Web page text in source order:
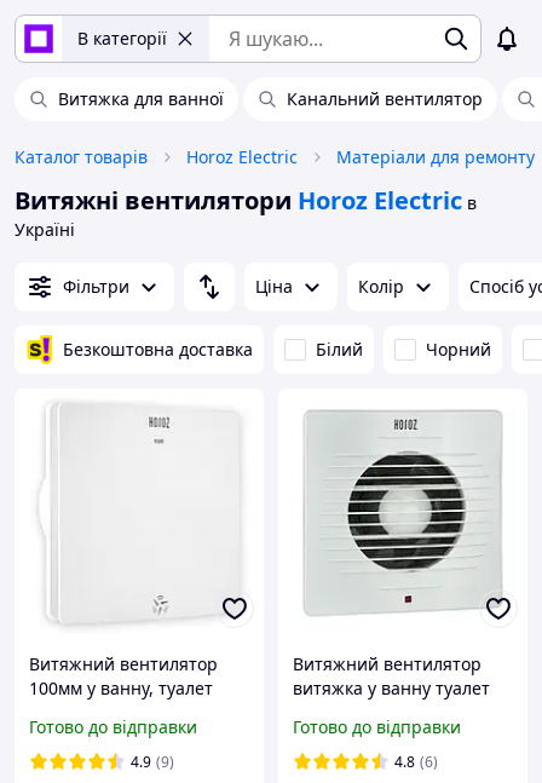
В категорії
Витяжка для ванної Канальний вентилятор
Каталог товарів Horoz Electric Матеріали для ремонту
Витяжні вентилятори Horoz Electric в
Україні
Фільтри Ціна Колір Спосіб
Безкоштовна доставка Білий Чорний
Витяжний вентилятор
100мм у ванну, туалет
Electric FELIX
Готово до відправки
4.9 (9)
Витяжний вентилятор
витяжка у ванну туалет
Electric
Готово до відправки
4.8 (6)